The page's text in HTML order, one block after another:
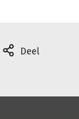
Deel